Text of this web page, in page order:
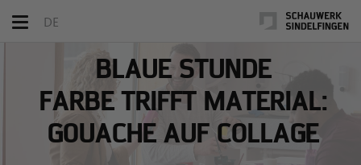
ToggleDE
BLAUE STUNDE
FARBE TRIFFT MATERIAL:
GOUACHE AUF COLLAGE